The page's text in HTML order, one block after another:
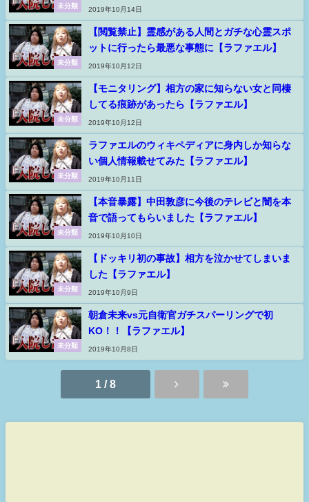
未分類
2019年10月14日
未分類
【閲覧禁止】霊感がある人間とガチな心霊スポ
ットに行ったら最悪な事態に【ラファエル】
2019年10月12日
未分類
【モニタリング】相方の家に知らない女と同棲
してる痕跡があったら【ラファエル】
2019年10月12日
未分類
ラファエルのウィキペディアに身内しか知らな
い個人情報載せてみた【ラファエル】
2019年10月11日
未分類
【本音暴露】中田敦彦に今後のテレビと闇を本
音で語ってもらいました【ラファエル】
2019年10月10日
未分類
【ドッキリ初の事故】相方を泣かせてしまいま
した【ラファエル】
2019年10月9日
未分類
朝倉未来vs元自衛官ガチスパーリングで初
KO！！【ラファエル】
2019年10月8日
1 / 8